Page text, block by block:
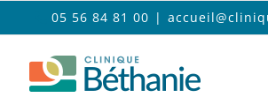
au
contenu
05 56 84 81 00 |